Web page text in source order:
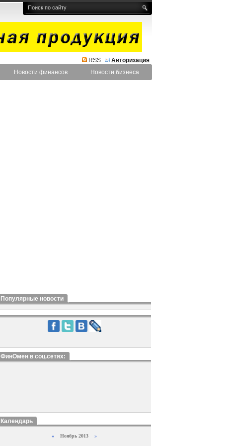
RSS
Авторизация
Новости финансов Новости бизнеса
Популярные новости
ФинОмен в соц.сетях:
Календарь
«Ноябрь 2013 »